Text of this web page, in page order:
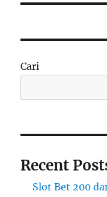
Cari
Recent
Slot Bet 200